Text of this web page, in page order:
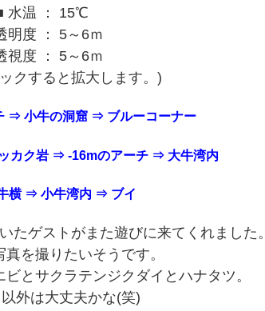
水温 ： 15℃
明度 ： 5～6ｍ
視度 ： 5～6ｍ
クすると拡大します。)
⇒ 小牛の洞窟 ⇒ ブルーコーナー
カク岩 ⇒ -16mのアーチ ⇒ 大牛湾内
横 ⇒ 小牛湾内 ⇒ ブイ
たゲストがまた遊びに来てくれました。
を撮りたいそうです。
とサクラテンジクダイとハナタツ。
外は大丈夫かな(笑)